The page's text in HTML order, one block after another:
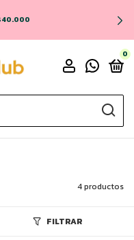
$40.000
0
4 productos
FILTRAR